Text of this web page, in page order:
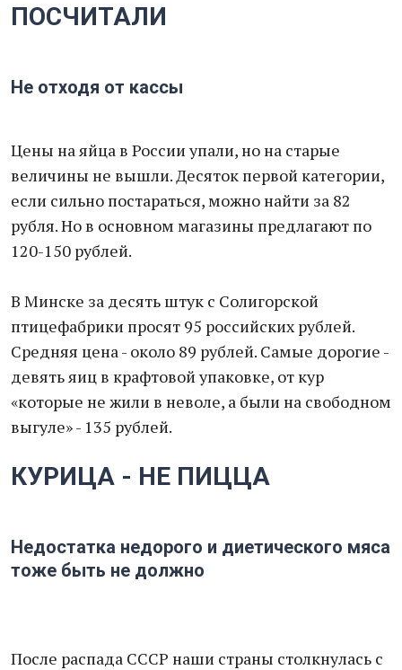
ПОСЧИТАЛИ
Не отходя от кассы
Цены на яйца в России упали, но на старые
величины не вышли. Десяток первой категории,
если сильно постараться, можно найти за 82
рубля. Но в основном магазины предлагают по
120-150 рублей.
В Минске за десять штук с Солигорской
птицефабрики просят 95 российских рублей.
Средняя цена - около 89 рублей. Самые дорогие -
девять яиц в крафтовой упаковке, от кур
«которые не жили в неволе, а были на свободном
выгуле» - 135 рублей.
КУРИЦА - НЕ ПИЦЦА
Недостатка недорого и диетического мяса
тоже быть не должно
После распада СССР наши страны столкнулась с